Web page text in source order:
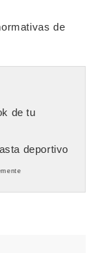
de
de tu
deportivo